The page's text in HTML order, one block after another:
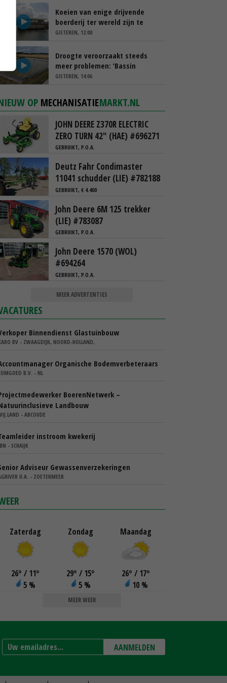
Koeien van enige drijvende
boerderij ter wereld zijn te
koop
GISTEREN, 12:00
Droogte veroorzaakt steeds
meer problemen: ‘Bassin
afgelopen week al leeg’
GISTEREN, 14:06
OP MECHANISATIEMARKT.NL
JOHN DEERE Z370R ELECTRIC
ZERO TURN 42" (HAE) #696271
GEBRUIKT, P.O.A.
Deutz Fahr Condimaster
11041 schudder (LIE) #782188
GEBRUIKT, € 4.400
John Deere 6M 125 trekker
(LIE) #783087
GEBRUIKT, P.O.A.
John Deere 1570 (WOL)
#694264
GEBRUIKT, P.O.A.
MEER ADVERTENTIES
Binnendienst Glastuinbouw
BV - ZWAAGDIJK, NOORD-HOLLAND,
Organische Bodemverbeteraars
B.V. - NL
BoerenNetwerk –
Landbouw
- ABCOUDE
instroom kwekerij
- SCHAIJK
Adviseur Gewassenverzekeringen
U.A. - ZOETERMEER
Zaterdag
26° / 11°
5 %
Zondag
29° / 15°
5 %
Maandag
26° / 17°
10 %
MEER WEER
AANMELDEN